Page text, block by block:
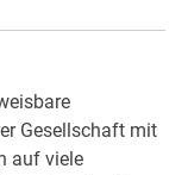
Gesellschaft mit
auf viele